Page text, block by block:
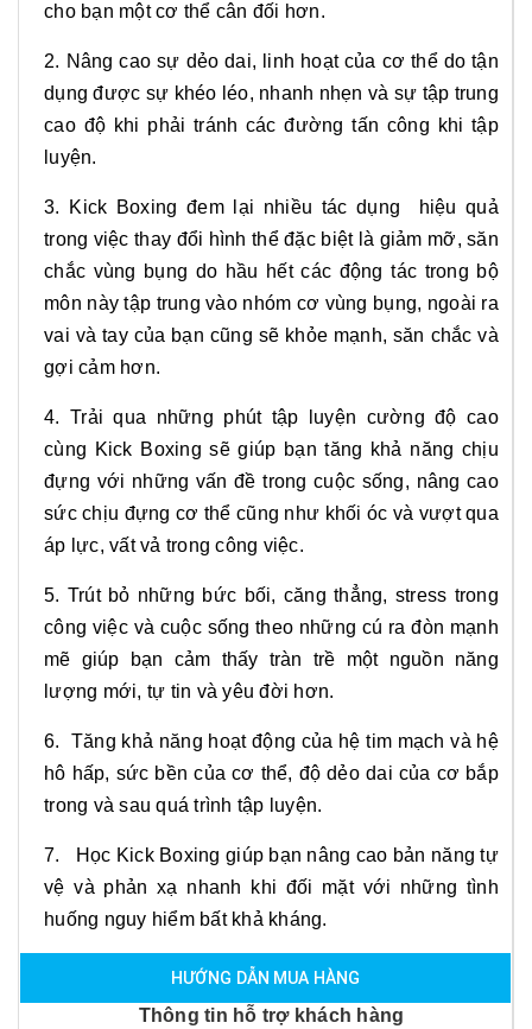
cho bạn một cơ thể cân đối hơn.
2. Nâng cao sự dẻo dai, linh hoạt của cơ thể do tận
dụng được sự khéo léo, nhanh nhẹn và sự tập trung
cao độ khi phải tránh các đường tấn công khi tập
luyện.
3. Kick Boxing đem lại nhiều tác dụng hiệu quả
trong việc thay đổi hình thể đặc biệt là giảm mỡ, săn
chắc vùng bụng do hầu hết các động tác trong bộ
môn này tập trung vào nhóm cơ vùng bụng, ngoài ra
vai và tay của bạn cũng sẽ khỏe mạnh, săn chắc và
gợi cảm hơn.
4. Trải qua những phút tập luyện cường độ cao
cùng Kick Boxing sẽ giúp bạn tăng khả năng chịu
đựng với những vấn đề trong cuộc sống, nâng cao
sức chịu đựng cơ thể cũng như khối óc và vượt qua
áp lực, vất vả trong công việc.
5. Trút bỏ những bức bối, căng thẳng, stress trong
công việc và cuộc sống theo những cú ra đòn mạnh
mẽ giúp bạn cảm thấy tràn trề một nguồn năng
lượng mới, tự tin và yêu đời hơn.
6. Tăng khả năng hoạt động của hệ tim mạch và hệ
hô hấp, sức bền của cơ thể, độ dẻo dai của cơ bắp
trong và sau quá trình tập luyện.
7. Học Kick Boxing giúp bạn nâng cao bản năng tự
vệ và phản xạ nhanh khi đối mặt với những tình
huống nguy hiểm bất khả kháng.
HƯỚNG DẪN MUA HÀNG
Thông tin hỗ trợ khách hàng